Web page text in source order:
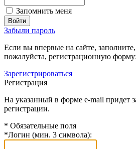
Запомнить меня
Забыли пароль
Если вы впервые на сайте, заполните,
пожалуйста, регистрационную форму:
Зарегистрироваться
Регистрация
На указанный в форме e-mail придет
регистрации.
* Обязательные поля
*Логин (мин. 3 символа):